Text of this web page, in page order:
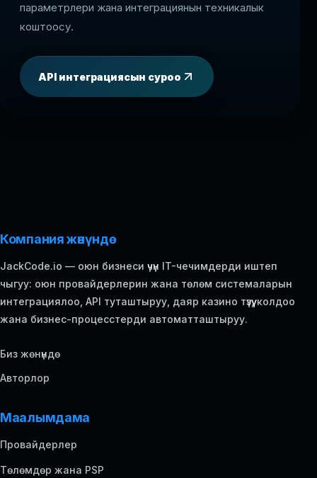
параметрлери жана интеграциянын техникалык
коштоосу.
API интеграциясын суроо
Компания жөнүндө
JackCode.io — оюн бизнеси үчүн IT-чечимдерди иштеп
чыгуу: оюн провайдерлерин жана төлөм системаларын
интеграциялоо, API туташтыруу, даяр казино түзүү, колдоо
жана бизнес-процесстерди автоматташтыруу.
Биз жөнүндө
Авторлор
Маалымдама
Провайдерлер
Төлөмдөр жана PSP